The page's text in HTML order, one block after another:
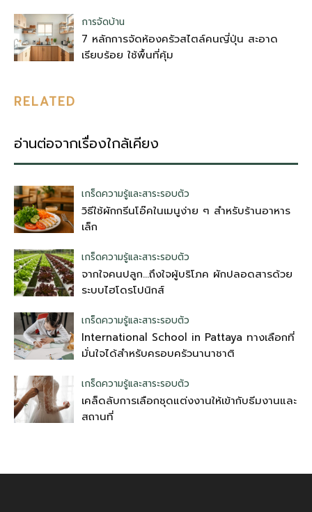
การจัดบ้าน
7 หลักการจัดห้องครัวสไตล์คนญี่ปุ่น สะอาด
เรียบร้อย ใช้พื้นที่คุ้ม
RELATED
อ่านต่อจากเรื่องใกล้เคียง
เกร็ดความรู้และสาระรอบตัว
วิธีใช้ผักกรีนโอ๊คในเมนูง่าย ๆ สำหรับร้านอาหาร
เล็ก
เกร็ดความรู้และสาระรอบตัว
จากใจคนปลูก…ถึงใจผู้บริโภค ผักปลอดสารด้วย
ระบบไฮโดรโปนิกส์
เกร็ดความรู้และสาระรอบตัว
International School in Pattaya ทางเลือกที่
มั่นใจได้สำหรับครอบครัวนานาชาติ
เกร็ดความรู้และสาระรอบตัว
เคล็ดลับการเลือกชุดแต่งงานให้เข้ากับธีมงานและ
สถานที่